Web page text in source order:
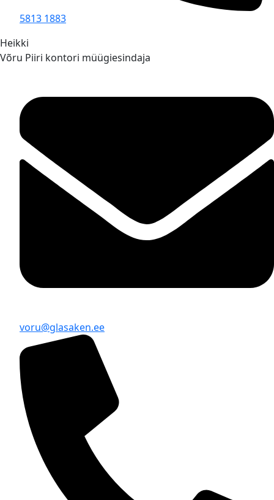
5813 1883
Heikki
Võru Piiri kontori müügiesindaja
voru@glasaken.ee